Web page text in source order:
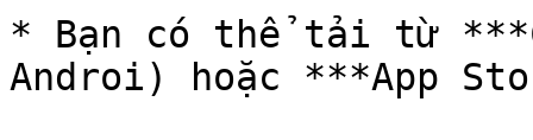
* Bạn có thể tải từ
Androi) hoặc ***App